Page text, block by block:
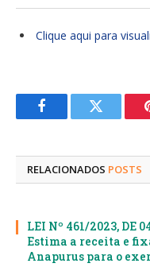
Clique aqui para
FacebookTwitter
RELACIONADOS POSTS
LEI Nº 461/2023, DE
Estima a receita e
Anapurus para o